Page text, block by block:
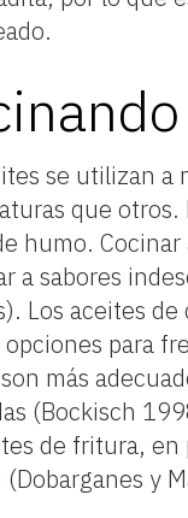
se utilizan a
que otros.
humo.
a sabores
Los aceites
opciones para
más
(Bockisch
de fritura,
(Dobarganes y